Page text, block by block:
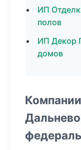
ИП
полов
ИП Декор
домов